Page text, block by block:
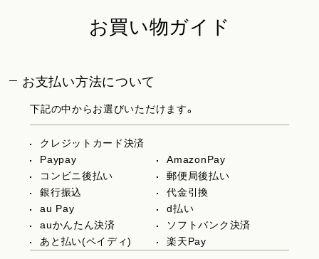
お買い物ガイド
お支払い方法について
下記の中からお選びいただけます。
クレジットカード決済
Paypay
AmazonPay
コンビニ後払い
郵便局後払い
銀行振込
代金引換
au Pay
d払い
auかんたん決済
ソフトバンク決済
あと払い(ペイディ)
楽天Pay